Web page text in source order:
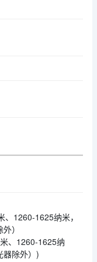
1260-1625纳米，
）
、1260-1625纳
器除外）)